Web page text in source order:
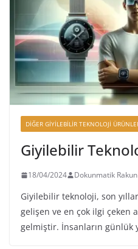
DIĞER GIYILEBILIR TEKNOLOJI
Giyilebilir
18/04/2024 Dokunmatik Rakun
Giyilebilir teknoloji, son
gelişen ve en çok ilgi çeken
gelmiştir. İnsanların günlük